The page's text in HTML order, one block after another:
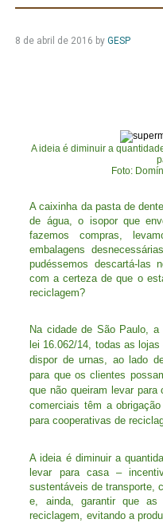
8 de abril de 2016 by GESP
A ideia é diminuir a
Foto:
A caixinha da pasta de
de água, o isopor que
fazemos compras,
embalagens
pudéssemos descartá-las
com a certeza de que o
reciclagem?
Na cidade de São Paulo,
lei 16.062/14, todas as
dispor de urnas, ao lado
para que os clientes
que não queiram levar
comerciais têm a
para cooperativas de
A ideia é diminuir a
levar para casa –
sustentáveis de transporte,
e, ainda, garantir que as
reciclagem, evitando a